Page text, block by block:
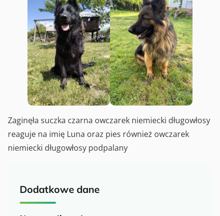
Zaginęła suczka czarna owczarek niemiecki długowłosy
reaguje na imię Luna oraz pies również owczarek
niemiecki długowłosy podpalany
Dodatkowe dane